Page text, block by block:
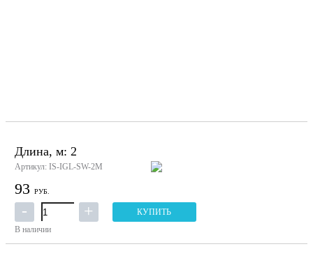
Длина, м: 2
Артикул: IS-IGL-SW-2M
93 РУБ.
КУПИТЬ
В наличии